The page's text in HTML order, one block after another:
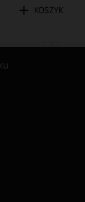
KOSZYK